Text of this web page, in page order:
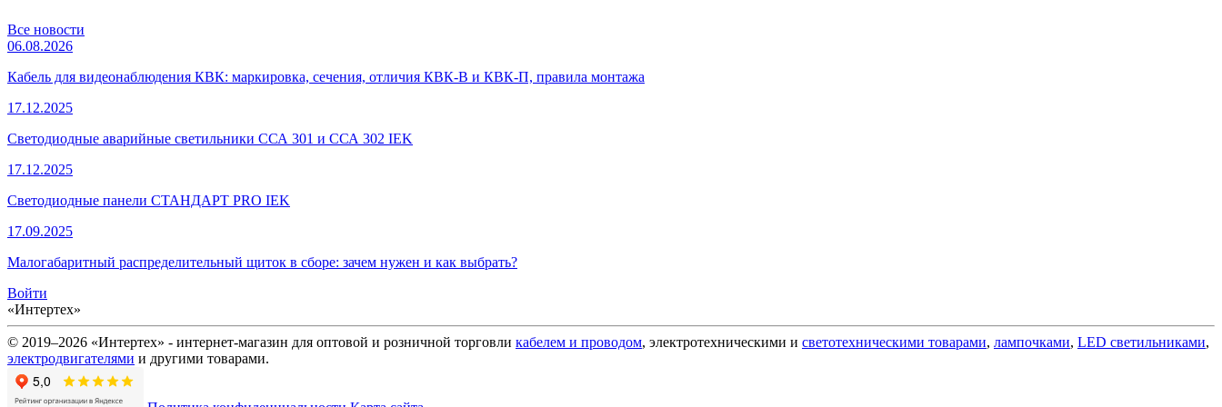
Все новости
06.08.2026
Кабель для видеонаблюдения КВК: маркировка, сечения, отличия КВК-В и КВК-П, правила монтажа
17.12.2025
Светодиодные аварийные светильники ССА 301 и ССА 302 IEK
17.12.2025
Светодиодные панели СТАНДАРТ PRO IEK
17.09.2025
Малогабаритный распределительный щиток в сборе: зачем нужен и как выбрать?
Войти
«Интертех»
© 2019–2026 «Интертех» - интернет-магазин для оптовой и розничной торговли кабелем и проводом, электротехническими и светотехническими товарами, лампочками, LED светильниками,
электродвигателями и другими товарами.